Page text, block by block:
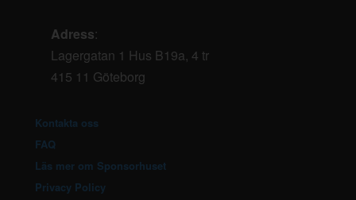
Adress:
Lagergatan 1 Hus B19a, 4 tr
415 11 Göteborg
Kontakta oss
FAQ
Läs mer om Sponsorhuset
Privacy Policy